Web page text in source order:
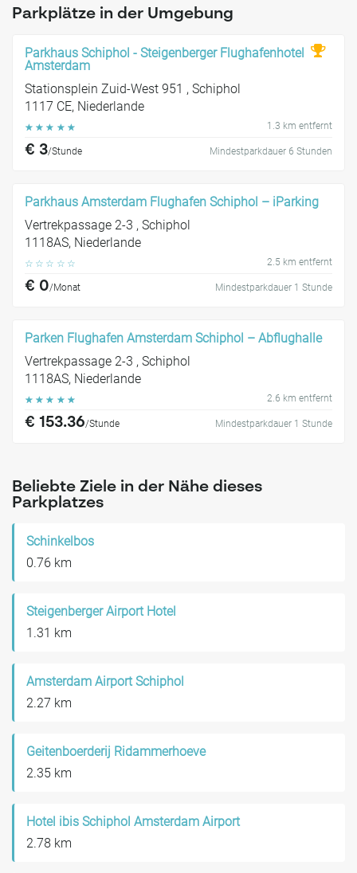
Parkplätze in der Umgebung
Parkhaus Schiphol - Steigenberger Flughafenhotel
Amsterdam
Stationsplein Zuid-West 951 , Schiphol
1117 CE, Niederlande
☆ ☆ ☆ ☆ ☆ 1.3 km entfernt
€ 3/Stunde Mindestparkdauer 6 Stunden
Parkhaus Amsterdam Flughafen Schiphol – iParking
Vertrekpassage 2-3 , Schiphol
1118AS, Niederlande
☆ ☆ ☆ ☆ ☆ 2.5 km entfernt
€ 0/Monat Mindestparkdauer 1 Stunde
Parken Flughafen Amsterdam Schiphol – Abflughalle
Vertrekpassage 2-3 , Schiphol
1118AS, Niederlande
☆ ☆ ☆ ☆ ☆ 2.6 km entfernt
€ 153.36/Stunde Mindestparkdauer 1 Stunde
Beliebte Ziele in der Nähe dieses
Parkplatzes
Schinkelbos
0.76 km
Steigenberger Airport Hotel
1.31 km
Amsterdam Airport Schiphol
2.27 km
Geitenboerderij Ridammerhoeve
2.35 km
Hotel ibis Schiphol Amsterdam Airport
2.78 km